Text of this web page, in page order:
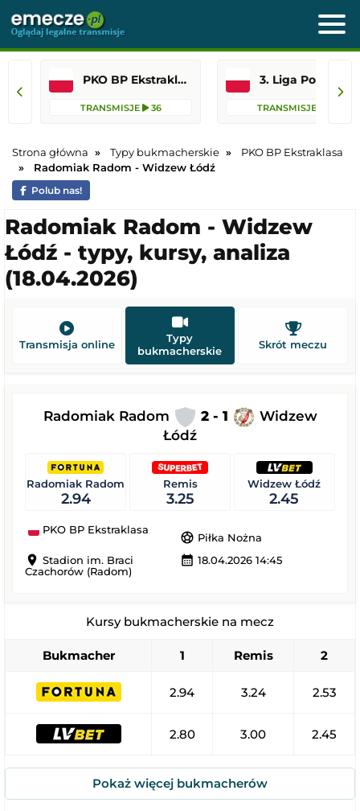
PKO BP Ekstraklasa
TRANSMISJE 36
3. Liga Polska
TRANSMISJE
Strona główna Typy bukmacherskie
PKO BP Ekstraklasa
Radomiak Radom - Widzew Łódź
Polub nas!
Radomiak Radom - Widzew
Łódź - typy, kursy, analiza
(18.04.2026)
Transmisja online
Typy
bukmacherskie
Skrót meczu
Radomiak Radom 2 - 1
Widzew
Łódź
Radomiak Radom
2.94
Remis
3.25
Widzew Łódź
2.45
PKO BP Ekstraklasa
sports_soccer Piłka Nożna
location_on Stadion im. Braci
Czachorów (Radom)
calendar_month 18.04.2026 14:45
Kursy bukmacherskie na mecz
Bukmacher 1 Remis 2
2.94 3.24 2.53
2.80 3.00 2.45
Pokaż więcej bukmacherów